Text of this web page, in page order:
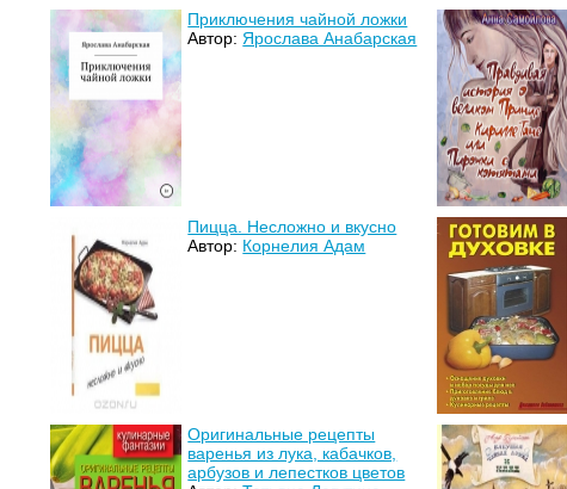
Приключения чайной ложки
Автор:Ярослава Анабарская
Пицца. Несложно и вкусно
Автор: Корнелия Адам
Оригинальные рецепты
варенья из лука, кабачков,
арбузов и лепестков цветов